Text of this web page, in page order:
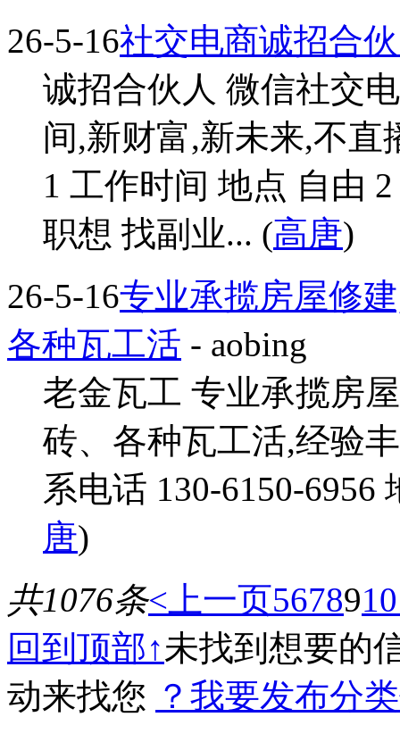
26-5-16社交电商诚招合
诚招合伙人 微信社交
间,新财富,新未来,不直
1 工作时间 地点 自由
职想 找副业... (高唐)
26-5-16专业承揽房屋修
各种瓦工活 - aobing
老金瓦工 专业承揽房
砖、各种瓦工活,经验
系电话 130-6150-
唐)
共1076条<上一页5678910
回到顶部↑未找到想要的
动来找您 ？我要发布分